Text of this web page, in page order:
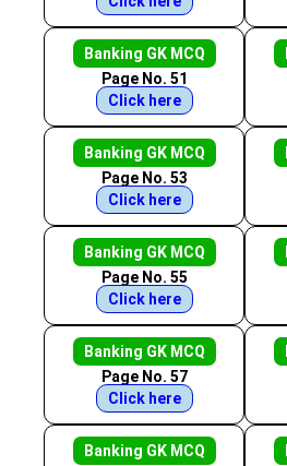
Banking GK MCQ
Page No. 51
Click here
Banking GK MCQ
Page No. 53
Click here
Banking GK MCQ
Page No. 55
Click here
Banking GK MCQ
Page No. 57
Click here
Banking GK MCQ